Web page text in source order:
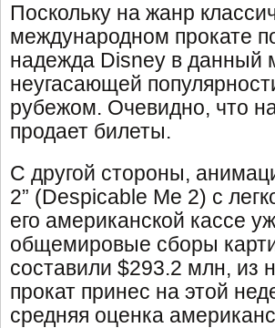
Поскольку на жанр
международном прокате
надежда Disney в данный
неугасающей
рубежом. Очевидно, что
продает билеты.
С другой стороны,
2” (Despicable Me 2) с
его американской кассе
общемировые сборы
составили $293.2 млн,
прокат принес на этой
средняя оценка